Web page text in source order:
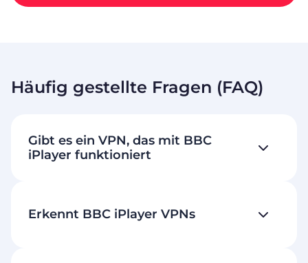
Häufig gestellte Fragen (FAQ)
Gibt es ein VPN, das mit BBC
iPlayer funktioniert
Erkennt BBC iPlayer VPNs